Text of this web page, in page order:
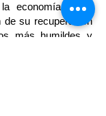
economía de la
de su recuperación
más humildes y